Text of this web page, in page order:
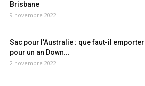
Brisbane
9 novembre 2022
Sac pour l’Australie : que faut-il emporter
pour un an Down...
2 novembre 2022